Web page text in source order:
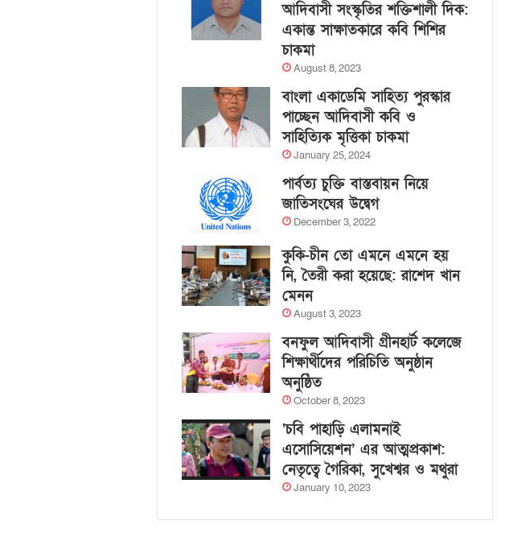
আদিবাসী সংস্কৃতির শক্তিশালী দিক:
একান্ত সাক্ষাতকারে কবি শিশির
চাকমা
August 8, 2023
বাংলা একাডেমি সাহিত্য পুরস্কার
পাচ্ছেন আদিবাসী কবি ও
সাহিত্যিক মৃত্তিকা চাকমা
January 25, 2024
পার্বত্য চুক্তি বাস্তবায়ন নিয়ে
জাতিসংঘের উদ্বেগ
December 3, 2022
কুকি-চীন তো এমনে এমনে হয়
নি, তৈরী করা হয়েছে: রাশেদ খান
মেনন
August 3, 2023
বনফুল আদিবাসী গ্রীনহার্ট কলেজে
শিক্ষার্থীদের পরিচিতি অনুষ্ঠান
অনুষ্ঠিত
October 8, 2023
‘চবি পাহাড়ি এলামনাই
এসোসিয়েশন’ এর আত্মপ্রকাশ:
নেতৃত্বে গৈরিকা, সুখেশ্বর ও মথুরা
January 10, 2023